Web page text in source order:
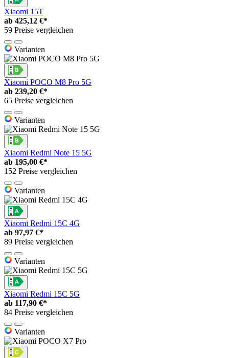
Xiaomi 15T
ab 425,12 €*
59 Preise vergleichen
Varianten
Xiaomi POCO M8 Pro 5G
ab 239,20 €*
65 Preise vergleichen
Varianten
Xiaomi Redmi Note 15 5G
ab 195,00 €*
152 Preise vergleichen
Varianten
Xiaomi Redmi 15C 4G
ab 97,97 €*
89 Preise vergleichen
Varianten
Xiaomi Redmi 15C 5G
ab 117,90 €*
84 Preise vergleichen
Varianten